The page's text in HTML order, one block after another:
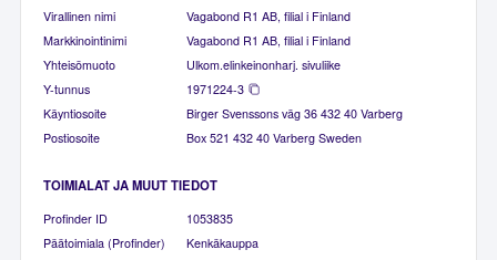
Virallinen nimi
Vagabond R1 AB, filial i Finland
Markkinointinimi
Vagabond R1 AB, filial i Finland
Yhteisömuoto
Ulkom.elinkeinonharj. sivuliike
Y-tunnus
1971224-3
Käyntiosoite
Birger Svenssons väg 36 432 40 Varberg
Postiosoite
Box 521 432 40 Varberg Sweden
TOIMIALAT JA MUUT TIEDOT
Profinder ID
1053835
Päätoimiala (Profinder)
Kenkäkauppa